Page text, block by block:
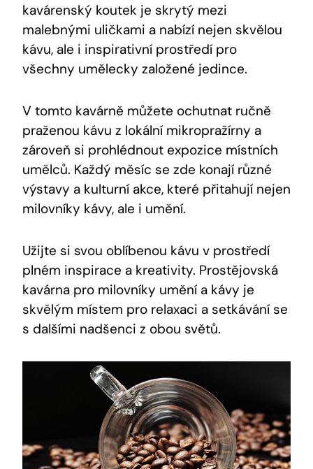
kavárenský koutek je skrytý mezi
malebnými uličkami a nabízí nejen skvělou
kávu, ale i inspirativní prostředí pro
všechny umělecky založené jedince.
V tomto kavárně můžete ochutnat ručně
praženou kávu z lokální mikropražírny a
zároveň si prohlédnout expozice místních
umělců. Každý měsíc se zde konají různé
výstavy a kulturní akce, které přitahují nejen
milovníky kávy, ale i umění.
Užijte si svou oblíbenou kávu v prostředí
plném inspirace a kreativity. Prostějovská
kavárna pro milovníky umění a kávy je
skvělým místem pro relaxaci a setkávání se
s dalšími nadšenci z obou světů.